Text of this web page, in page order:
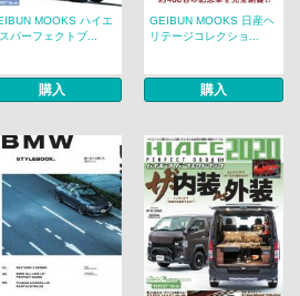
MOOKS ハイエ
パーフェクトブ...
購入
GEIBUN MOOKS 日産ヘ
リテージコレクショ...
購入